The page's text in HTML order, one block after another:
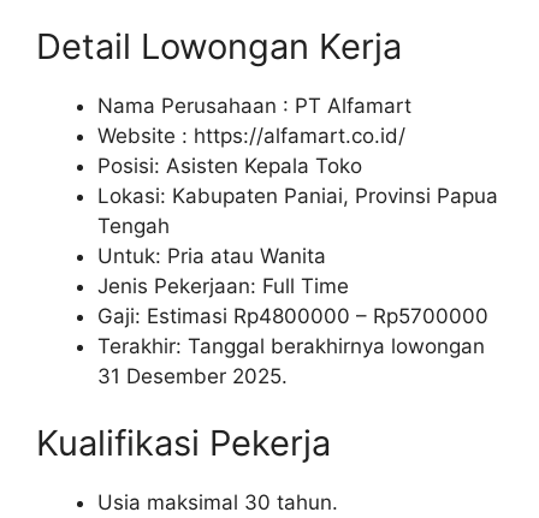
Detail Lowongan Kerja
Nama Perusahaan : PT Alfamart
Website : https://alfamart.co.id/
Posisi: Asisten Kepala Toko
Lokasi: Kabupaten Paniai, Provinsi Papua
Tengah
Untuk: Pria atau Wanita
Jenis Pekerjaan: Full Time
Gaji: Estimasi Rp4800000 – Rp5700000
Terakhir: Tanggal berakhirnya lowongan
31 Desember 2025.
Kualifikasi Pekerja
Usia maksimal 30 tahun.